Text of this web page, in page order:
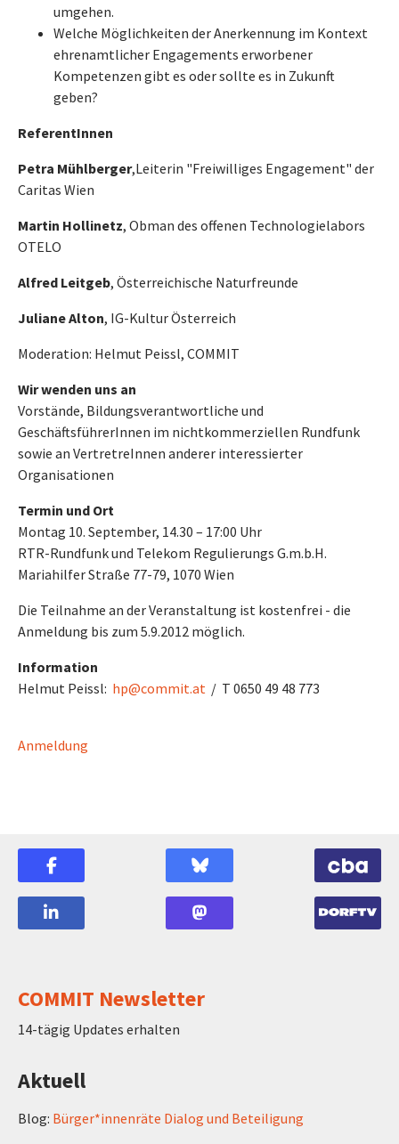
umgehen.
Welche Möglichkeiten der Anerkennung im Kontext
ehrenamtlicher Engagements erworbener
Kompetenzen gibt es oder sollte es in Zukunft
geben?
ReferentInnen
Petra Mühlberger,Leiterin "Freiwilliges Engagement" der
Caritas Wien
Martin Hollinetz, Obman des offenen Technologielabors
OTELO
Alfred Leitgeb, Österreichische Naturfreunde
Juliane Alton, IG-Kultur Österreich
Moderation: Helmut Peissl, COMMIT
Wir wenden uns an
Vorstände, Bildungsverantwortliche und
GeschäftsführerInnen im nichtkommerziellen Rundfunk
sowie an VertretreInnen anderer interessierter
Organisationen
Termin und Ort
Montag 10. September, 14.30 – 17:00 Uhr
RTR-Rundfunk und Telekom Regulierungs G.m.b.H.
Mariahilfer Straße 77-79, 1070 Wien
Die Teilnahme an der Veranstaltung ist kostenfrei - die
Anmeldung bis zum 5.9.2012 möglich.
Information
Helmut Peissl: hp@commit.at / T 0650 49 48 773
Anmeldung
COMMIT Newsletter
14-tägig Updates erhalten
Aktuell
Blog: Bürger*innenräte Dialog und Beteiligung